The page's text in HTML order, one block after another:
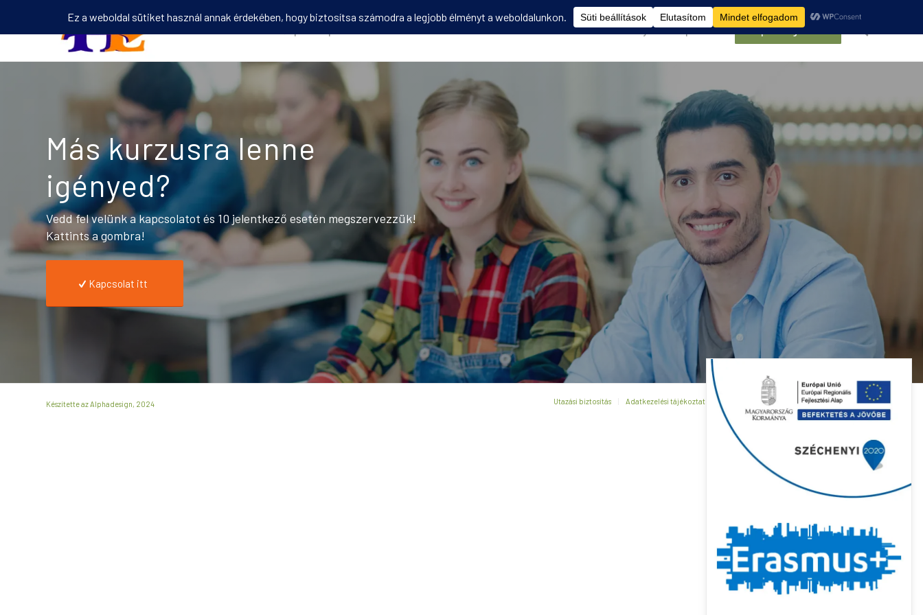
Disszemináció Vélemények Kapcsolat Belépés/Regisztráció
Más kurzusra lenne
igényed?
Vedd fel velünk a kapcsolatot és 10 jelentkező esetén megszervezzük!
Kattints a gombra!
Kapcsolat itt
Készítette az Alphadesign, 2024 Utazási biztosítás Adatkezelési tájékoztató Általános Szerződési Feltételek Kapcsolat